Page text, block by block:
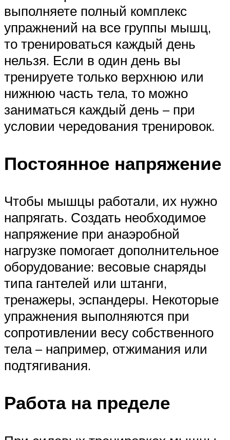
выполняете полный комплекс
упражнений на все группы мышц,
то тренироваться каждый день
нельзя. Если в один день вы
тренируете только верхнюю или
нижнюю часть тела, то можно
заниматься каждый день – при
условии чередования тренировок.
Постоянное напряжение
Чтобы мышцы работали, их нужно
напрягать. Создать необходимое
напряжение при анаэробной
нагрузке помогает дополнительное
оборудование: весовые снаряды
типа гантелей или штанги,
тренажеры, эспандеры. Некоторые
упражнения выполняются при
сопротивлении весу собственного
тела – например, отжимания или
подтягивания.
Работа на пределе